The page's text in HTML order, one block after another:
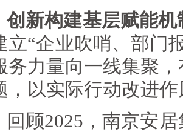
创新构建基层赋能机
立“企业吹哨、部门
务力量向一线集聚
，以实际行动改进
回顾2025，南京安